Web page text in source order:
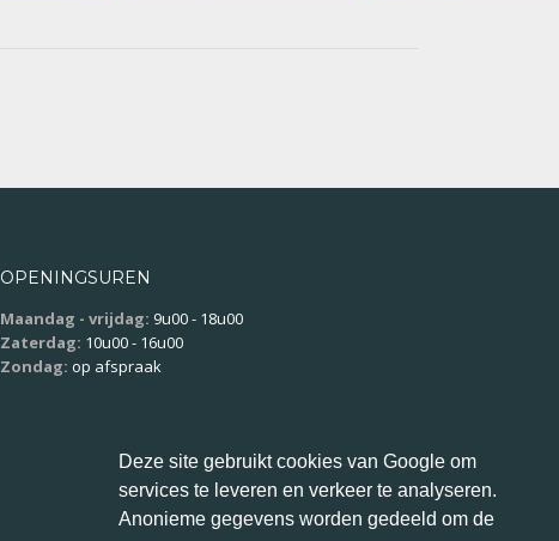
OPENINGSUREN
Maandag - vrijdag: 9u00 - 18u00
Zaterdag: 10u00 - 16u00
Zondag: op afspraak
Deze site gebruikt cookies van Google om
services te leveren en verkeer te analyseren.
Anonieme gegevens worden gedeeld om de